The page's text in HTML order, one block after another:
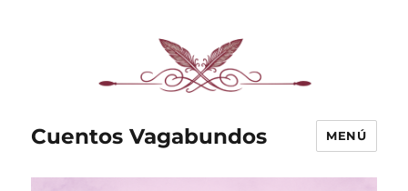
Cuentos Vagabundos MENÚ